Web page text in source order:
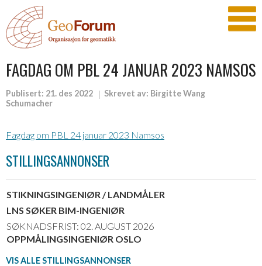
FAGDAG OM PBL 24 JANUAR 2023 NAMSOS
Publisert: 21. des 2022 Skrevet av: Birgitte Wang
Schumacher
Fagdag om PBL 24 januar 2023 Namsos
STILLINGSANNONSER
STIKNINGSINGENIØR / LANDMÅLER
LNS SØKER BIM-INGENIØR
SØKNADSFRIST: 02. AUGUST 2026
OPPMÅLINGSINGENIØR OSLO
VIS ALLE STILLINGSANNONSER